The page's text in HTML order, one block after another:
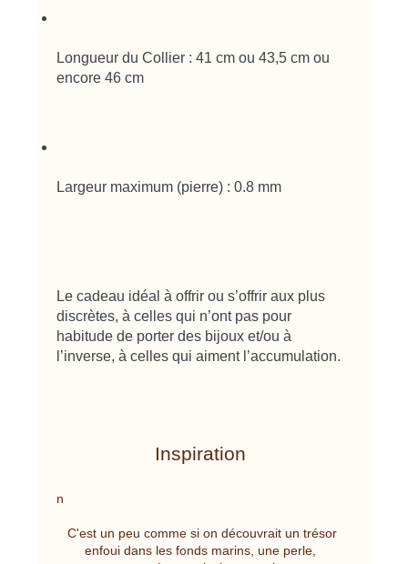
Longueur du Collier : 41 cm ou 43,5 cm ou
encore 46 cm
Largeur maximum (pierre) : 0.8 mm
Le cadeau idéal à offrir ou s’offrir aux plus
discrètes, à celles qui n’ont pas pour
habitude de porter des bijoux et/ou à
l’inverse, à celles qui aiment l’accumulation.
Inspiration
n
C'est un peu comme si on découvrait un trésor
enfoui dans les fonds marins, une perle,